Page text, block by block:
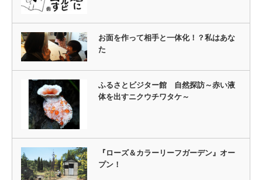
お面を作って相手と一体化！？私はあな
た
ふるさとビジター館 自然探訪～赤い液
体を出すニクウチワタケ～
『ローズ＆カラーリーフガーデン』オー
プン！